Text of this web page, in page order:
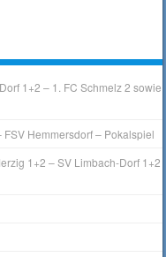
1+2 – 1. FC Schmelz 2 sowie
Hemmersdorf – Pokalspiel
1+2 – SV Limbach-Dorf 1+2